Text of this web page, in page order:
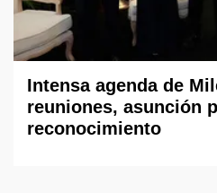
Intensa agenda de
reuniones, asunción
reconocimiento